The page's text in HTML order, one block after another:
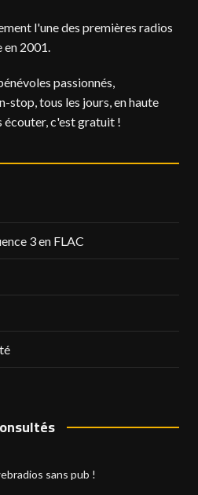
l'une des premières radios
2001.
passionnés,
stop, tous les jours, en haute
écouter, c'est gratuit !
3 en FLAC
sans pub !